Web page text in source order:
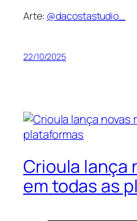
Arte: @dacostastudio_
22/10/2025
Crioula lança
em todas as